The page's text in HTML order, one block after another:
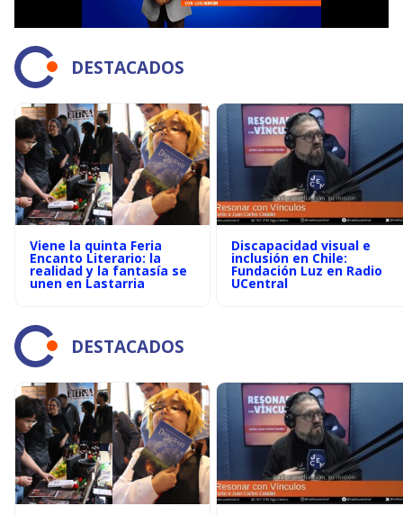
DESTACADOS
Viene la quinta Feria
Encanto Literario: la
realidad y la fantasía se
unen en Lastarria
Discapacidad visual e
inclusión en Chile:
Fundación Luz en Radio
UCentral
DESTACADOS